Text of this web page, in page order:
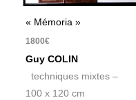
« Mémoria »
1800€
Guy COLIN
techniques mixtes –
100 x 120 cm